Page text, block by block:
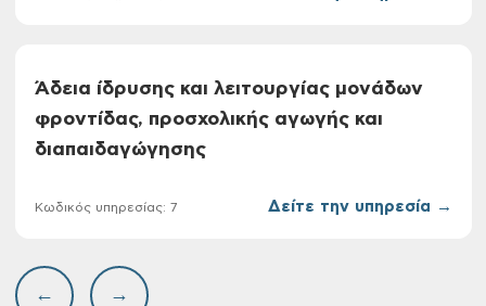
Άδεια ίδρυσης και λειτουργίας μονάδων
φροντίδας, προσχολικής αγωγής και
διαπαιδαγώγησης
Κωδικός υπηρεσίας: 7 Δείτε την υπηρεσία →
← →